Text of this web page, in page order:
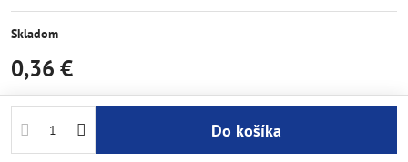
Skladom
0,36 €
Do košíka